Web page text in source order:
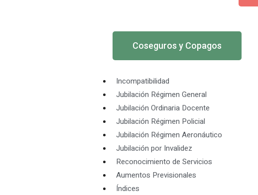
Coseguros y Copagos
Incompatibilidad
Jubilación Régimen General
Jubilación Ordinaria Docente
Jubilación Régimen Policial
Jubilación Régimen Aeronáutico
Jubilación por Invalidez
Reconocimiento de Servicios
Aumentos Previsionales
Índices